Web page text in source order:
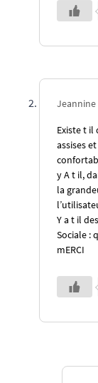
Jeannine
Existe t
assises
y A t il,
la
Y a t il
Sociale :
mERCI